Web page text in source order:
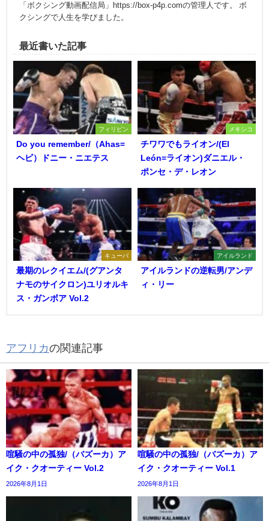
「ボクシング動画配信局」https://box-p4p.comの管理人です。 ボ
クシングで人生を学びました。
最近書いた記事
フィリピン
Do you remember/（Ahas=
ヘビ）ドニー・ニエテス
メキシコ
チワワでもライオン/(El
León=ライオン)ダニエル・
ポンセ・デ・レオン
キューバ
最期のレクイエム/(グアンタ
ナモのサイクロン)ユリオルキ
ス・ガンボア Vol.2
アイルランド
アイルランドの逆転男/アンデ
ィ・リー
アフリカの関連記事
喧騒の中の孤独/（バズーカ）ア
イク・クオーティー Vol.2
2026年8月1日
喧騒の中の孤独/（バズーカ）ア
イク・クオーティー Vol.1
2026年8月1日